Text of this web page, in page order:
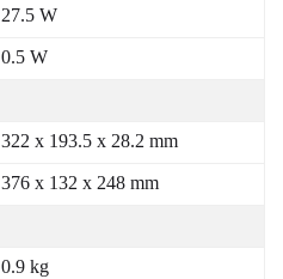
27.5 W
0.5 W
322 x 193.5 x 28.2 mm
376 x 132 x 248 mm
0.9 kg